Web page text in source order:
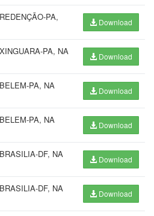
PA,
Download
PA, NA
Download
PA, NA
Download
PA, NA
Download
DF, NA
Download
DF, NA
Download